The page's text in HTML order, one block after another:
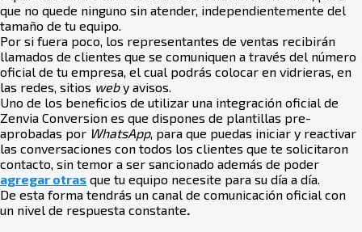
que no quede ninguno sin atender, independientemente del
tamaño de tu equipo.
Por si fuera poco, los representantes de ventas recibirán
llamados de clientes que se comuniquen a través del número
oficial de tu empresa, el cual podrás colocar en vidrieras, en
las redes, sitios weby avisos.
Uno de los beneficios de utilizar una integración oficial de
Zenvia Conversion es que dispones de plantillas pre-
aprobadas por WhatsApp, para que puedas iniciar y reactivar
las conversaciones con todos los clientes que te solicitaron
contacto, sin temor a ser sancionado además de poder
agregar otras que tu equipo necesite para su día a día.
De esta forma tendrás un canal de comunicación oficial con
un nivel de respuesta constante.